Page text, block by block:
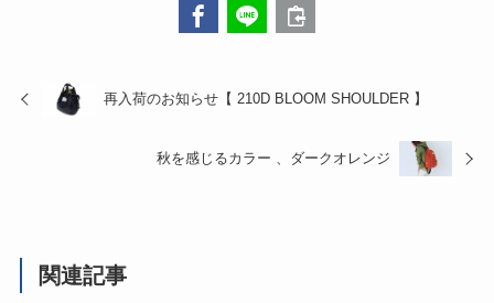
再入荷のお知らせ【 210D BLOOM SHOULDER 】
秋を感じるカラー 、ダークオレンジ
関連記事